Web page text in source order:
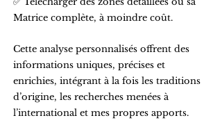
Matrice complète, à moindre coût.
Cette analyse personnalisés offrent des
informations uniques, précises et
enrichies, intégrant à la fois les traditions
d’origine, les recherches menées à
l’international et mes propres apports.